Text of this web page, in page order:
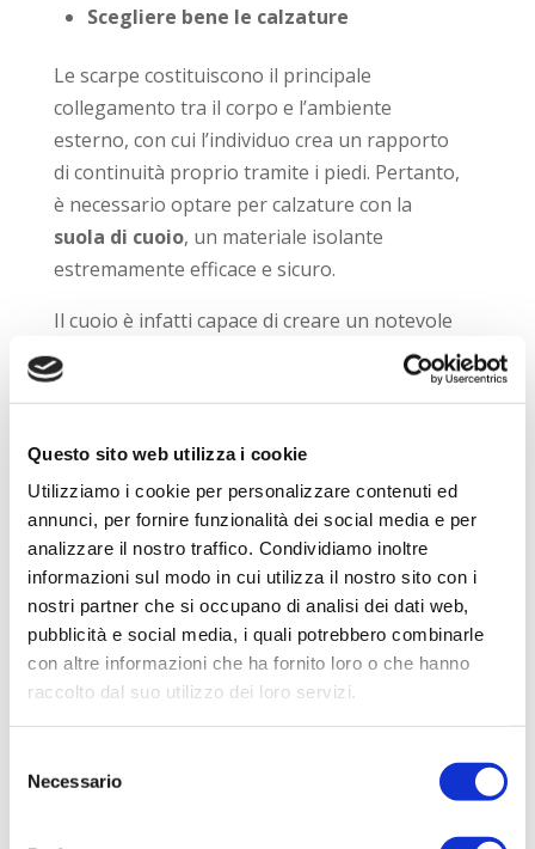
Questo sito web utilizza i cookie
Utilizziamo i cookie per personalizzare contenuti ed
annunci, per fornire funzionalità dei social media e per
analizzare il nostro traffico. Condividiamo inoltre
informazioni sul modo in cui utilizza il nostro sito con i
nostri partner che si occupano di analisi dei dati web,
pubblicità e social media, i quali potrebbero combinarle
con altre informazioni che ha fornito loro o che hanno
raccolto dal suo utilizzo dei loro servizi.
delNecessario
Scegliere bene le calzature
Le scarpe costituiscono il principale
collegamento tra il corpo e l’ambiente
esterno, con cui l’individuo crea un rapporto
di continuità proprio tramite i piedi. Pertanto,
è necessario optare per calzature con la
suola di cuoio, un materiale isolante
estremamente efficace e sicuro.
Il cuoio è infatti capace di creare un notevole
effetto respingente verso le cariche
elettriche che non rimangono così
Umidificare l’aria
L’elettricità statica è presente in ambienti
secchi. A tale scopo può essere utile servirsi
diumidificatori, che sono dispositivi in grado
di creare vapore acqueo da immettere nei
vari ambienti della casa.
funzione e pertanto immettono un flusso